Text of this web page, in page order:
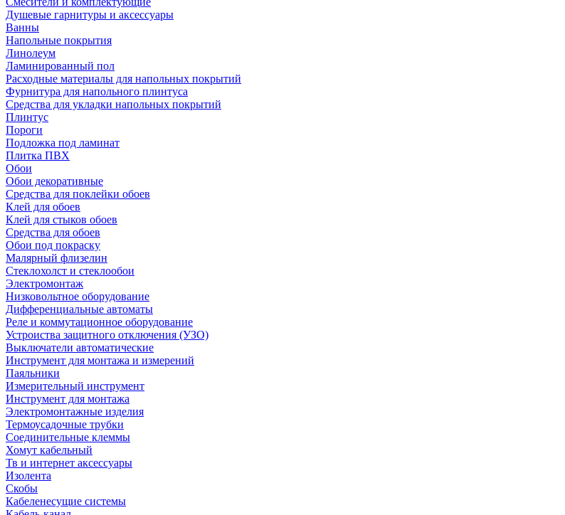
Душевые гарнитуры и аксессуары
Ванны
Напольные покрытия
Линолеум
Ламинированный пол
Расходные материалы для напольных покрытий
Фурнитура для напольного плинтуса
Средства для укладки напольных покрытий
Плинтус
Пороги
Подложка под ламинат
Плитка ПВХ
Обои
Обои декоративные
Средства для поклейки обоев
Клей для обоев
Клей для стыков обоев
Средства для обоев
Обои под покраску
Малярный флизелин
Стеклохолст и стеклообои
Электромонтаж
Низковольтное оборудование
Дифференциальные автоматы
Реле и коммутационное оборудование
Устроиства защитного отключения (УЗО)
Выключатели автоматические
Инструмент для монтажа и измерений
Паяльники
Измерительный инструмент
Инструмент для монтажа
Электромонтажные изделия
Термоусадочные трубки
Соединительные клеммы
Хомут кабельный
Тв и интернет аксессуары
Изолента
Скобы
Кабеленесущие системы